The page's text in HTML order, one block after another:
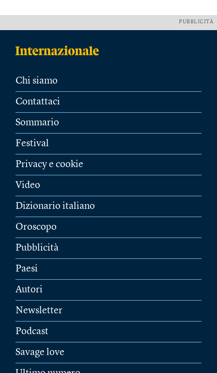
PUBBLICITÀ
Chi siamo
Contattaci
Sommario
Festival
Privacy e cookie
Video
Dizionario italiano
Oroscopo
Pubblicità
Paesi
Autori
Newsletter
Podcast
Savage love